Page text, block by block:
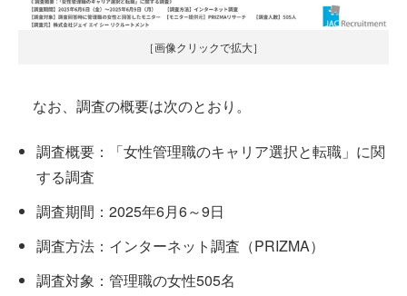
［画像クリックで拡大］
なお、調査の概要は次のとおり。
調査概要：「女性管理職のキャリア選択と転職」に関
する調査
調査期間：2025年6月6～9日
調査方法：インターネット調査（PRIZMA）
調査対象：管理職の女性505名